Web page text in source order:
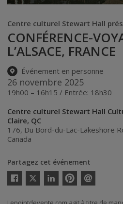
Centre culturel Stewart Hall
CONFÉRENCE-
L’ALSACE, FRANCE
Événement en personne
26 novembre 2025
19h00 – 16h15 / Entrée: 18h30
Centre culturel Stewart Hall
Claire, QC
176, Du Bord-du-Lac-Lakeshore
Canada
Partagez cet événement
Twitter
courriel